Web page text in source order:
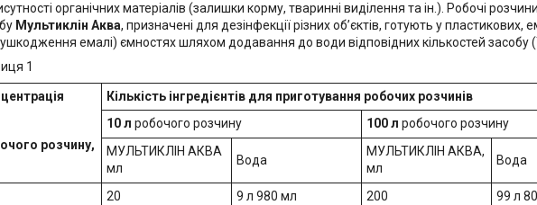
органічних матеріалів (залишки корму, тваринні виділення та ін.). Робочі розчини
Мультиклін Аква, призначені для дезінфекції різних об’єктів, готують у пластикових,
емалі) ємностях шляхом додавання до води відповідних кількостей засобу
1
розчину,
Кількість інгредієнтів для приготування робочих розчинів
10 л робочого розчину 100 л робочого розчину
МУЛЬТИКЛІН АКВА
мл
Вода
МУЛЬТИКЛІН АКВА,
мл
Вода
20 9 л 980 мл 200
99 л